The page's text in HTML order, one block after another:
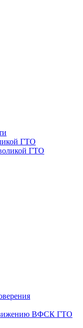
ГТО
ГТО
ВФСК ГТО